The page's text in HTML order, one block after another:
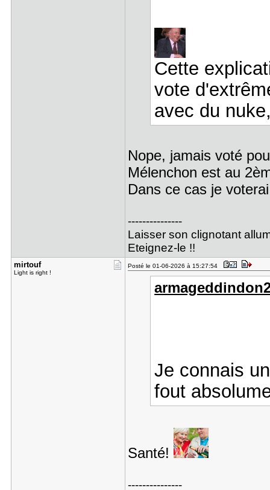
Cette
vote
avec du
Nope, jamais voté
Mélenchon est au
Dans ce cas je
---------------
Laisser son clignotant
Eteignez-le !!
mirtouf
Light is right !
Posté le 01-06-2026 à 15:27:54
Je connais
fout
Santé!
---------------